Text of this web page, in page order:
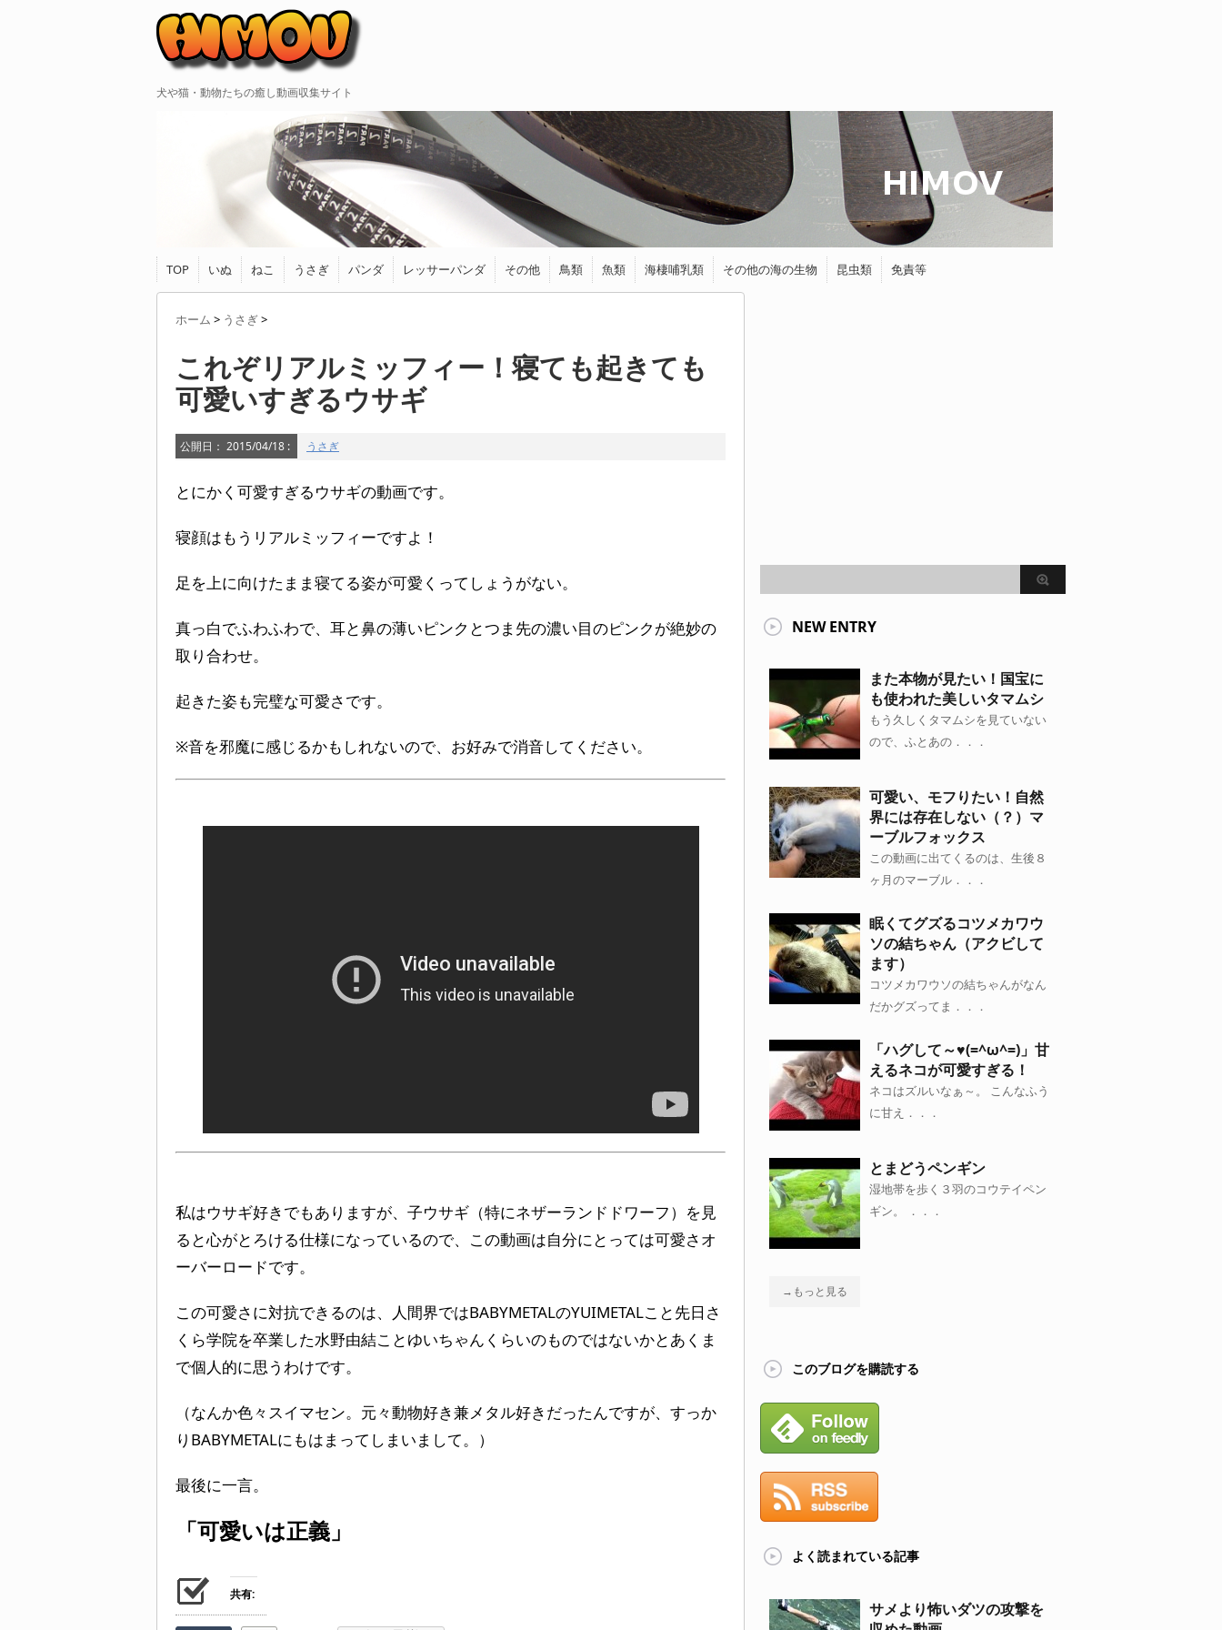
犬や猫・動物たちの癒し動画収集サイト
TOP いぬ ねこ うさぎ パンダ レッサーパンダ
その他
トラ
ライオン
ジャガー
チーター
オセロット
ゾウ
くま
キツネ
フェネック
馬・ロバ
シカ
ヤギ
カワウソ
イイズナ
クアッカワラビー
リス
モモンガ
ハリネズミ
ヤマネ
ねずみ・モルモット
ワニ類
カメレオン
カモノハシ
鳥類
アオバト
アヒル
インコ
ウグイス
うずら
キーウィ
ケツァール
ハチドリ
フクロウ＆ミミ
ブンチョウ
ペンギン
メジロ
魚類
ダツ
トランスルーセ
海棲哺乳類
アザラシ
アシカ
イルカ
シャチ
ラッコ
その他の海の生物
イカ
ウミウシ
エビ
カニ
タコ
昆虫類
免責等
ホーム > うさぎ>
これぞリアルミッフィー！寝ても起きても
可愛いすぎるウサギ
公開日： 2015/04/18 : うさぎ
とにかく可愛すぎるウサギの動画です。
寝顔はもうリアルミッフィーですよ！
足を上に向けたまま寝てる姿が可愛くってしょうがない。
真っ白でふわふわで、耳と鼻の薄いピンクとつま先の濃い目のピンクが絶妙の
取り合わせ。
起きた姿も完璧な可愛さです。
※音を邪魔に感じるかもしれないので、お好みで消音してください。
私はウサギ好きでもありますが、子ウサギ（特にネザーランドドワーフ）を見
ると心がとろける仕様になっているので、この動画は自分にとっては可愛さオ
ーバーロードです。
この可愛さに対抗できるのは、人間界ではBABYMETALのYUIMETALこと先日さ
くら学院を卒業した水野由結ことゆいちゃんくらいのものではないかとあくま
で個人的に思うわけです。
（なんか色々スイマセン。元々動物好き兼メタル好きだったんですが、すっか
りBABYMETALにもはまってしまいまして。）
最後に一言。
「可愛いは正義」
共有:
NEW ENTRY
また本物が見たい！国宝に
も使われた美しいタマムシ
もう久しくタマムシを見ていない
ので、ふとあの．．．
可愛い、モフりたい！自然
界には存在しない（？）マ
ーブルフォックス
この動画に出てくるのは、生後８
ヶ月のマーブル．．．
眠くてグズるコツメカワウ
ソの結ちゃん（アクビして
ます）
コツメカワウソの結ちゃんがなん
だかグズってま．．．
「ハグして～♥(=^ω^=)」甘
えるネコが可愛すぎる！
ネコはズルいなぁ～。 こんなふう
に甘え．．．
とまどうペンギン
湿地帯を歩く３羽のコウテイペン
ギン。 ．．．
→もっと見る
このブログを購読する
よく読まれている記事
サメより怖いダツの攻撃を